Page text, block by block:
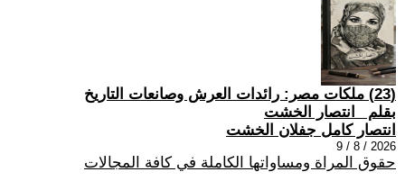
(23) ملكات مصر: رائدات العرش وصانعات التاريخ
بقلم _انتصار الخشت
انتصار كامل جفلان الخشت
2026 / 8 / 9
حقوق المراة ومساواتها الكاملة في كافة المجالات